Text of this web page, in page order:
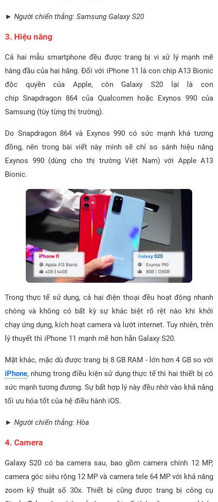
► Người chiến thắng: Samsung Galaxy S20
3. Hiệu năng
Cả hai mẫu smartphone đều được trang bị vi xử lý mạnh mẽ
hàng đầu của hai hãng. Đối với iPhone 11 là con chip A13 Bionic
độc quyền của Apple, còn Galaxy S20 lại là con
chip Snapdragon 864 của Qualcomm hoặc Exynos 990 của
Samsung (tùy từng thị trường).
Do Snapdragon 864 và Exynos 990 có sức mạnh khá tương
đồng, nên trong bài viết này mình sẽ chỉ so sánh hiệu năng
Exynos 990 (dùng cho thị trường Việt Nam) với Apple A13
Bionic.
Trong thực tế sử dụng, cả hai điện thoại đều hoạt động nhanh
chóng và không có bất kỳ sự khác biệt rõ rệt nào khi khởi
chạy ứng dụng, kích hoạt camera và lướt internet. Tuy nhiên, trên
lý thuyết thì iPhone 11 mạnh mẽ hơn hằn Galaxy S20.
Mặt khác, mặc dù được trang bị 8 GB RAM - lớn hơn 4 GB so với
iPhone, nhưng trong điều kiện sử dụng thực tế thì hai thiết bị có
sức mạnh tương đương. Sự bất hợp lý này đều nhờ vào khả năng
tối ưu hóa tốt của hệ điều hành iOS.
► Người chiến thắng: Hòa
4. Camera
Galaxy S20 có ba camera sau, bao gồm camera chính 12 MP,
camera góc siêu rộng 12 MP và camera tele 64 MP với khả năng
zoom kỹ thuật số 30x. Thiết bị cũng được trang bị công cụ